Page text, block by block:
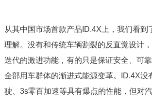
从其中国市场首款产品ID.4X上，我们看到
理解。没有和传统车辆割裂的反直觉设计
迭代的激进功能，有的只是保证安全、可
全部用车群体的渐进式能源变革。ID.4X没
驶、3s零百加速等具有爆点的性能，但对